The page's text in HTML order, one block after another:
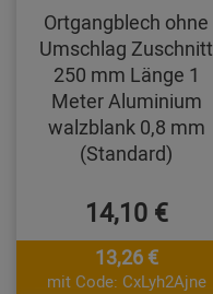
Ortgangblech ohne
Umschlag Zuschnitt
250 mm Länge 1
Meter Aluminium
walzblank 0,8 mm
(Standard)
14,10 €
13,26 €
mit Code: CxLyh2Ajne